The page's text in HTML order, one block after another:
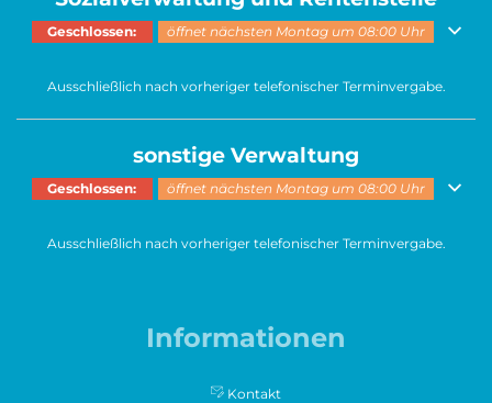
Klicken, um weitere Öffnungs- oder Schließzeiten auszublenden
Geschlossen: öffnet nächsten Montag um 08:00 Uhr
Ausschließlich nach vorheriger telefonischer Terminvergabe.
sonstige Verwaltung
Klicken, um weitere Öffnungs- oder Schließzeiten auszublenden
Geschlossen: öffnet nächsten Montag um 08:00 Uhr
Ausschließlich nach vorheriger telefonischer Terminvergabe.
Informationen
Kontakt